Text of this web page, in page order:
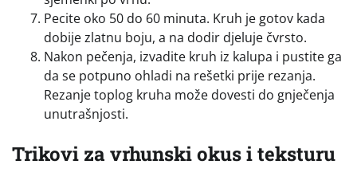
Pecite oko 50 do 60 minuta. Kruh je gotov kada
dobije zlatnu boju, a na dodir djeluje čvrsto.
Nakon pečenja, izvadite kruh iz kalupa i pustite ga
da se potpuno ohladi na rešetki prije rezanja.
Rezanje toplog kruha može dovesti do gnječenja
unutrašnjosti.
Trikovi za vrhunski okus i teksturu